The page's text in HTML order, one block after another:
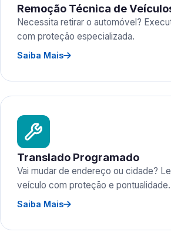
Remoção Técnica de
Necessita retirar o automóvel?
com proteção especializada.
Saiba Mais
Translado Programado
Vai mudar de endereço ou cidade?
veículo com proteção e pontualidade.
Saiba Mais